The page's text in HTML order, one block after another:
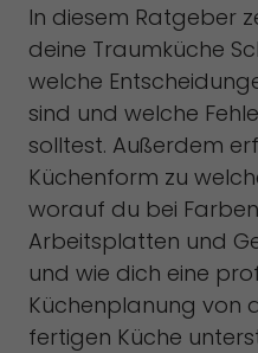
In diesem Ratgeber
deine Traumküche
welche
sind und welche
solltest. Außerdem
Küchenform zu
worauf du bei
Arbeitsplatten und
und wie dich eine
Küchenplanung von
fertigen Küche